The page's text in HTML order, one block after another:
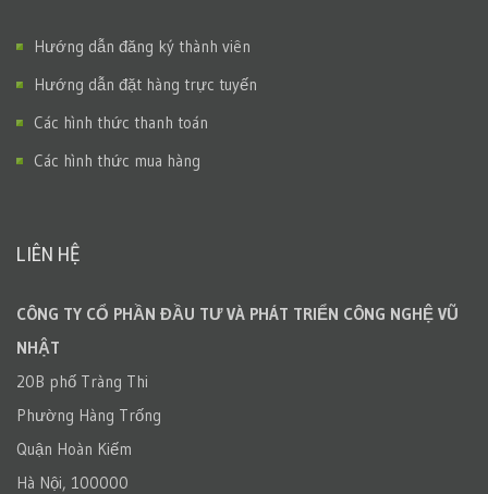
Hướng dẫn đăng ký thành viên
Hướng dẫn đặt hàng trực tuyến
Các hình thức thanh toán
Các hình thức mua hàng
LIÊN HỆ
CÔNG TY CỔ PHẦN ĐẦU TƯ VÀ PHÁT TRIỂN CÔNG NGHỆ VŨ
NHẬT
20B phố Tràng Thi
Phường Hàng Trống
Quận Hoàn Kiếm
Hà Nội, 100000